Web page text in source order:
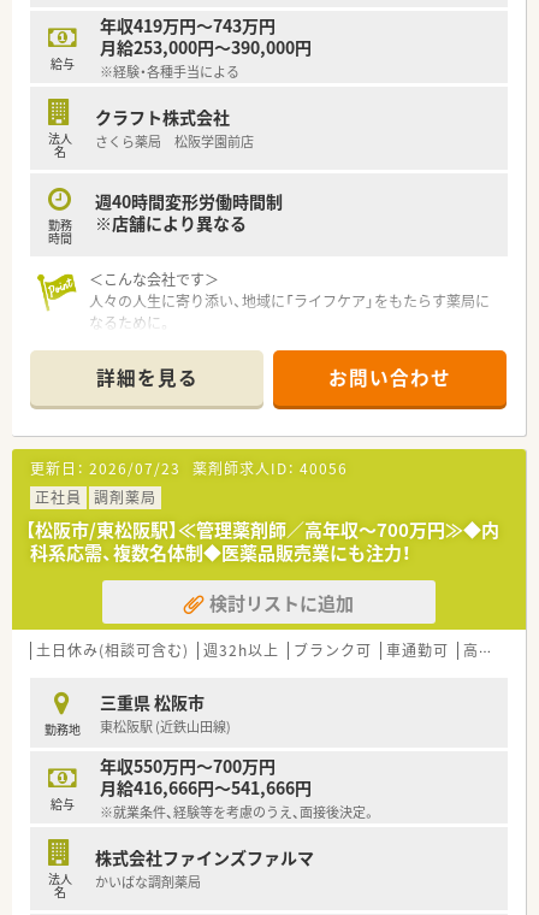
給与
年収419万円～743万円
月給253,000円～390,000円
※経験・各種手当による
法人
名
クラフト株式会社
さくら薬局 松阪学園前店
勤務
時間
週40時間変形労働時間制
※店舗により異なる
＜こんな会社です＞
人々の人生に寄り添い、地域に「ライフケア」をもたらす薬局に
なるために。
りひとりの人生に寄り添い、質の高い医療サービスを届ける薬剤
師を求め育てています。
＜特徴・ポイントのご紹介＞
★薬剤師を守る独自システム
業務をサポートするために様々なシステムを独自開発していま
す。
その一つが約20年前から導入され、進化を続けている調剤シス
テム「SPITS」。
処方箋受付から一連の調剤業務を連動させ、業務効率化を図るほ
か、
調剤過誤防止機能を高め、患者様と働くスタッフを守っていま
す。
システム改修が必要な制度変更があった場合も、迅速に対応でき
★刷新された新規採用者研修
中途入社ならではの悩みを解消し、さくら薬局グループのビジョ
ンや社内規定などをご案内。
同期入社の方との繋がりを踏まえ、『さくら薬局の薬剤師』とし
て、安心してキャリアをスタートいただくための研修です。
店舗OJT・フォローアップや通常の社内研修と絡めて中途入社専
安心して飛び込める体制が整備されています。
詳細を見る お問い合わせ
更新日： 2026/07/23 薬剤師求人ID： 40056
正社員
調剤薬局
【松阪市/東松阪駅】≪管理薬剤師／高年収～700万円≫◆内
科系応需、複数名体制◆医薬品販売業にも注力！
検討リストに追加
土日休み(相談可含む) 週32h以上 ブランク可 車通勤可 高給与(600万円以上)
勤務地
三重県 松阪市
東松阪駅 (近鉄山田線)
給与
年収550万円～700万円
月給416,666円～541,666円
※就業条件、経験等を考慮のうえ、面接後決定。
法人
名
株式会社ファインズファルマ
かいばな調剤薬局